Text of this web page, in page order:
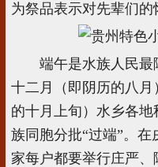
为祭品表示对先辈们的
端午是水族人民最
十二月（即阴历的八
的十月上旬）水乡各
族同胞分批“过端”。
家每户都要举行庄严、